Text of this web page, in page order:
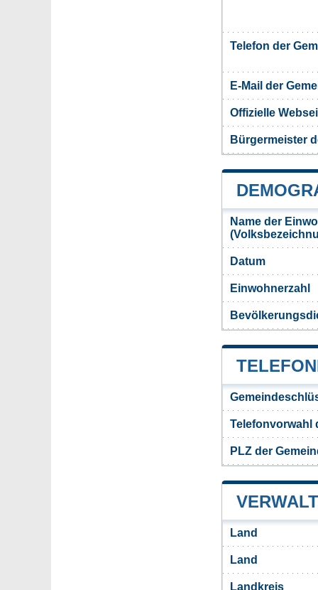
Telefon der
E-Mail der
Offizielle
Bürgermeister
Name der
Datum
Einwohnerzahl
Telefonvorwahl
PLZ der
Land
Land
Landkreis